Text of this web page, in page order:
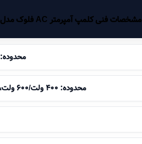
مشخصات فنی کلمپ آمپرمتر AC فلوک مدل FLUKE 322
محدوده: 400 ولت/600 ولت، دقت: ±1% ± 5 رقم
محدوده: 400 ولت/600 ولت، دقت: ±1.2% ± 5 رقم (50 تا 400 هرتز)